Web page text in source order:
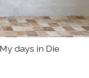
days in Die